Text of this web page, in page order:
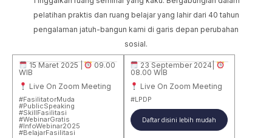
pelatihan praktis dan ruang belajar yang lahir dari 40 tahun
pengalaman jatuh-bangun kami di garis depan perubahan
sosial.
15 Maret 2025 |
09.00
WIB
Live On Zoom Meeting
#FasilitatorMuda
#PublicSpeaking
#SkillFasilitasi
#WebinarGratis
#InfoWebinar2025
#BelajarFasilitasi
23 September 2024|
08.00 WIB
Live On Zoom Meeting
#LPDP
Daftar disini lebih mudah